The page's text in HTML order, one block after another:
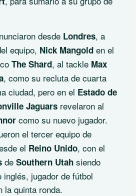
desde Londres, a
equipo, Nick Mangold en el
The Shard, al tackle Max
, como su recluta de cuarta
ciudad, pero en el Estado de
Jaguars revelaron al
como su nuevo jugador.
el tercer equipo de
el Reino Unido, con el
de Southern Utah siendo
inglés, jugador de fútbol
la quinta ronda.